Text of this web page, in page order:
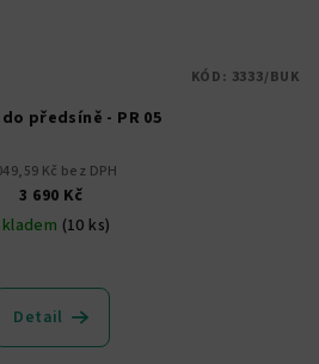
předsíně - PR 05
Kč bez DPH
3 690 Kč
(10 ks)
hodnocení
produktu
Detail
KÓD: 3333/BUK